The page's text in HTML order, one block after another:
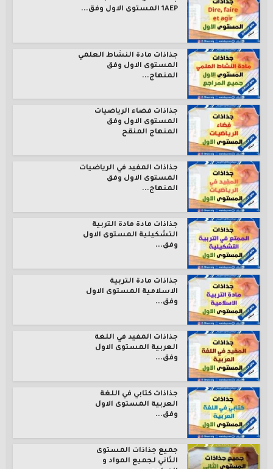
1AEP المستوى الاول وفق...
جذاذات مادة النشاط العلمي
المستوى الاول وفق
المنهاج...
جذاذات فضاء الرياضيات
المستوى الاول وفق
المنهاج المنقح
جذاذات المفيد في الرياضيات
المستوى الاول وفق
المنهاج...
جذاذات مادة مادة التربية
التشكيلية المستوى الاول
وفق...
جذاذات مادة التربية
الاسلامية المستوى الاول
وفق...
جذاذات المفيد في اللغة
العربية المستوى الاول
وفق...
جذاذات كتابي في اللغة
العربية المستوى الاول
وفق...
جميع جذاذات المستوى
الثاني لجميع المواد و